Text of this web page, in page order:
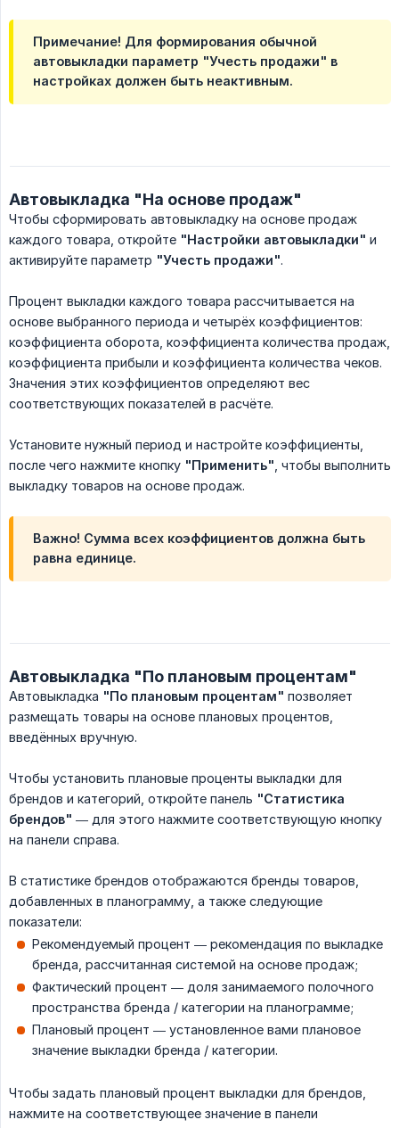
Примечание! Для формирования обычной
автовыкладки параметр "Учесть продажи" в
настройках должен быть неактивным.
Автовыкладка "На основе продаж"
Чтобы сформировать автовыкладку на основе продаж
каждого товара, откройте "Настройки автовыкладки" и
активируйте параметр "Учесть продажи".
Процент выкладки каждого товара рассчитывается на
основе выбранного периода и четырёх коэффициентов:
коэффициента оборота, коэффициента количества продаж,
коэффициента прибыли и коэффициента количества чеков.
Значения этих коэффициентов определяют вес
соответствующих показателей в расчёте.
Установите нужный период и настройте коэффициенты,
после чего нажмите кнопку "Применить" , чтобы выполнить
выкладку товаров на основе продаж.
Важно! Сумма всех коэффициентов должна быть
равна единице.
Автовыкладка "По плановым процентам"
Автовыкладка "По плановым процентам" позволяет
размещать товары на основе плановых процентов,
введённых вручную.
Чтобы установить плановые проценты выкладки для
брендов и категорий, откройте панель "Статистика
брендов" — для этого нажмите соответствующую кнопку
на панели справа.
В статистике брендов отображаются бренды товаров,
добавленных в планограмму, а также следующие
показатели:
Рекомендуемый процент — рекомендация по выкладке
бренда, рассчитанная системой на основе продаж;
Фактический процент — доля занимаемого полочного
пространства бренда / категории на планограмме;
Плановый процент — установленное вами плановое
значение выкладки бренда / категории.
Чтобы задать плановый процент выкладки для брендов,
нажмите на соответствующее значение в панели